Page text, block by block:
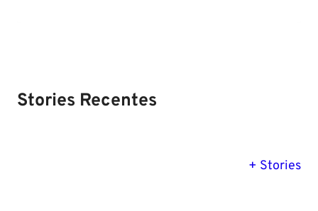
Stories Recentes
+ Stories
MG: